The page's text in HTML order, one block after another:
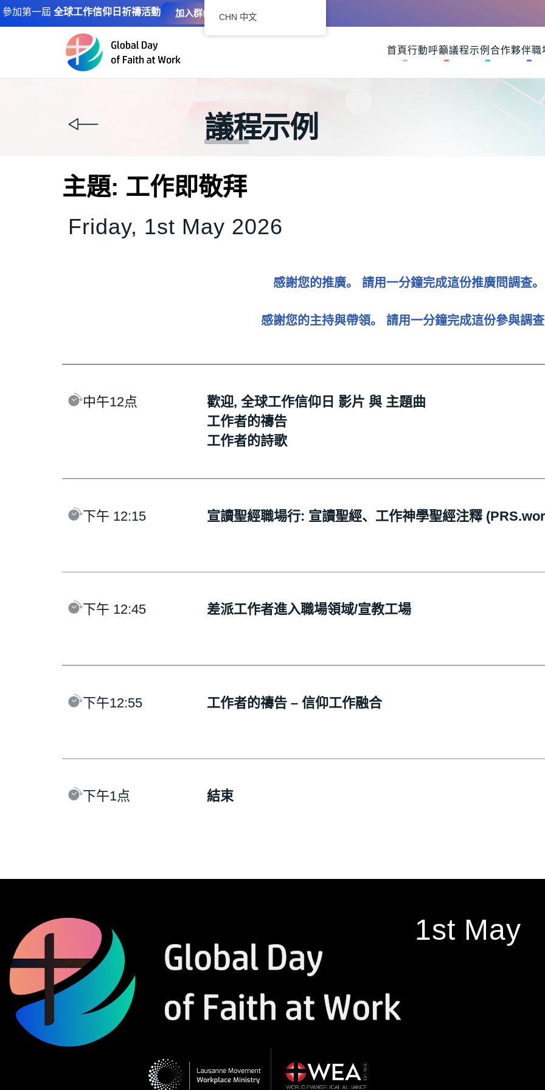
參加第一屆 全球工作信仰日祈禱活動 加入群组
首頁行動呼籲議程示例 合作夥伴職
議程示例
主題: 工作即敬拜
Friday, 1st May 2026
感謝您的推廣。 請用一分鐘完成這份推廣問調查。
感謝您的主持與帶領。 請用一分鐘完成這份參與調
中午12点
歡迎, 全球工作信仰日 影片 與 主題曲
工作者的禱告
工作者的詩歌
下午 12:15 宣讀聖經職場行: 宣讀聖經、工作神學聖經注釋
下午 12:45 差派工作者進入職場領域/宣教工場
下午12:55 工作者的禱告 – 信仰工作融合
下午1点 結束
1st May
CHN 中文